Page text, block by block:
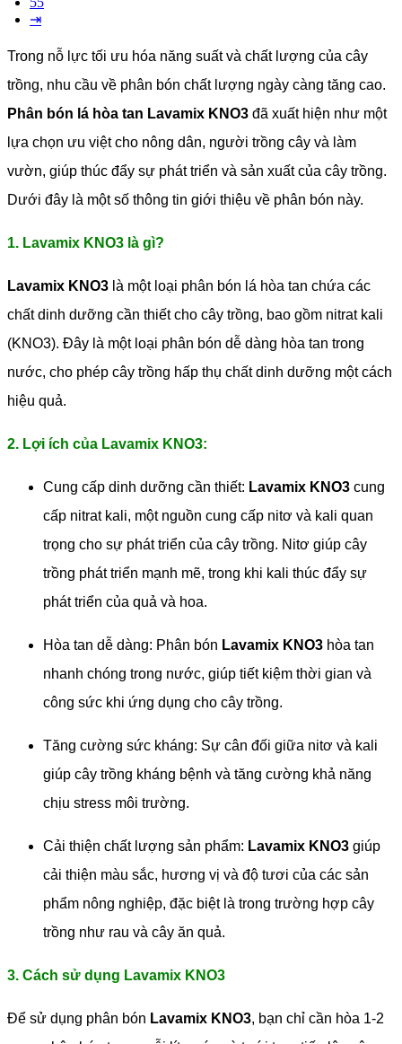
⇥
Trong nỗ lực tối ưu hóa năng suất và chất lượng của cây
trồng, nhu cầu về phân bón chất lượng ngày càng tăng cao.
Phân bón lá hòa tan Lavamix KNO3 đã xuất hiện như một
lựa chọn ưu việt cho nông dân, người trồng cây và làm
vườn, giúp thúc đẩy sự phát triển và sản xuất của cây trồng.
Dưới đây là một số thông tin giới thiệu về phân bón này.
1. Lavamix KNO3 là gì?
Lavamix KNO3 là một loại phân bón lá hòa tan chứa các
chất dinh dưỡng cần thiết cho cây trồng, bao gồm nitrat kali
(KNO3). Đây là một loại phân bón dễ dàng hòa tan trong
nước, cho phép cây trồng hấp thụ chất dinh dưỡng một cách
hiệu quả.
2. Lợi ích của Lavamix KNO3:
Cung cấp dinh dưỡng cần thiết: Lavamix KNO3 cung
cấp nitrat kali, một nguồn cung cấp nitơ và kali quan
trọng cho sự phát triển của cây trồng. Nitơ giúp cây
trồng phát triển mạnh mẽ, trong khi kali thúc đẩy sự
phát triển của quả và hoa.
Hòa tan dễ dàng: Phân bón Lavamix KNO3 hòa tan
nhanh chóng trong nước, giúp tiết kiệm thời gian và
công sức khi ứng dụng cho cây trồng.
Tăng cường sức kháng: Sự cân đối giữa nitơ và kali
giúp cây trồng kháng bệnh và tăng cường khả năng
chịu stress môi trường.
Cải thiện chất lượng sản phẩm: Lavamix KNO3 giúp
cải thiện màu sắc, hương vị và độ tươi của các sản
phẩm nông nghiệp, đặc biệt là trong trường hợp cây
trồng như rau và cây ăn quả.
3. Cách sử dụng Lavamix KNO3
Để sử dụng phân bón Lavamix KNO3, bạn chỉ cần hòa 1-2